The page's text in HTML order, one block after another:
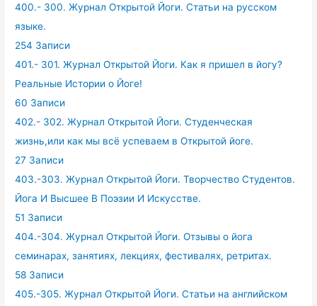
400.- 300. Журнал Открытой Йоги. Статьи на русском
языке.
254 Записи
401.- 301. Журнал Открытой Йоги. Как я пришел в йогу?
Реальные Истории о Йоге!
60 Записи
402.- 302. Журнал Открытой Йоги. Студенческая
жизнь,или как мы всё успеваем в Открытой йоге.
27 Записи
403.-303. Журнал Открытой Йоги. Творчество Студентов.
Йога И Высшее В Поэзии И Искусстве.
51 Записи
404.-304. Журнал Открытой Йоги. Отзывы о йога
семинарах, занятиях, лекциях, фестивалях, ретритах.
58 Записи
405.-305. Журнал Открытой Йоги. Статьи на английском